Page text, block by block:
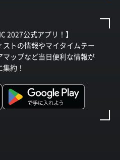
2027公式アプリ！】
ストの情報やマイタイムテー
マップなど当日便利な情報が
約！